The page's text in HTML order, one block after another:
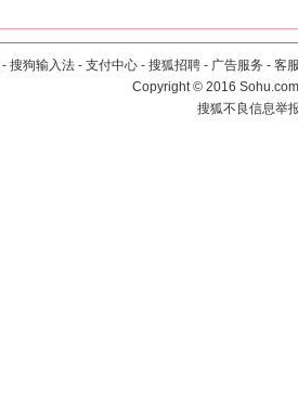
- 搜狗输入法 - 支付中心 - 搜狐招聘 - 广告服务 - 客
Copyright©2016
搜狐不良信息举